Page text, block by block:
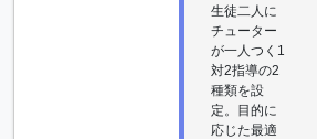
生徒二人に
チューター
が一人つく1
対2指導の2
種類を設
定。目的に
応じた最適